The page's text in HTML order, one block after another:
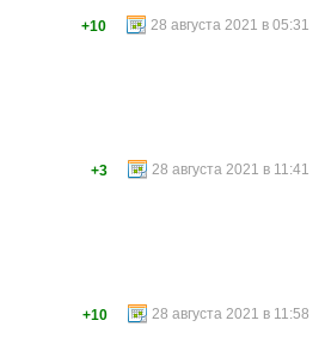
28 августа 2021 в 05:31
+10
28 августа 2021 в 11:41
+3
28 августа 2021 в 11:58
+10